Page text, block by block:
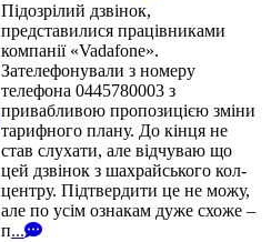
Підозрілий дзвінок,
представилися працівниками
компанії «Vadafone».
Зателефонували з номеру
телефона 0445780003 з
привабливою пропозицією зміни
тарифного плану. До кінця не
став слухати, але відчуваю що
цей дзвінок з шахрайського кол-
центру. Підтвердити це не можу,
але по усім ознакам дуже схоже –
п...